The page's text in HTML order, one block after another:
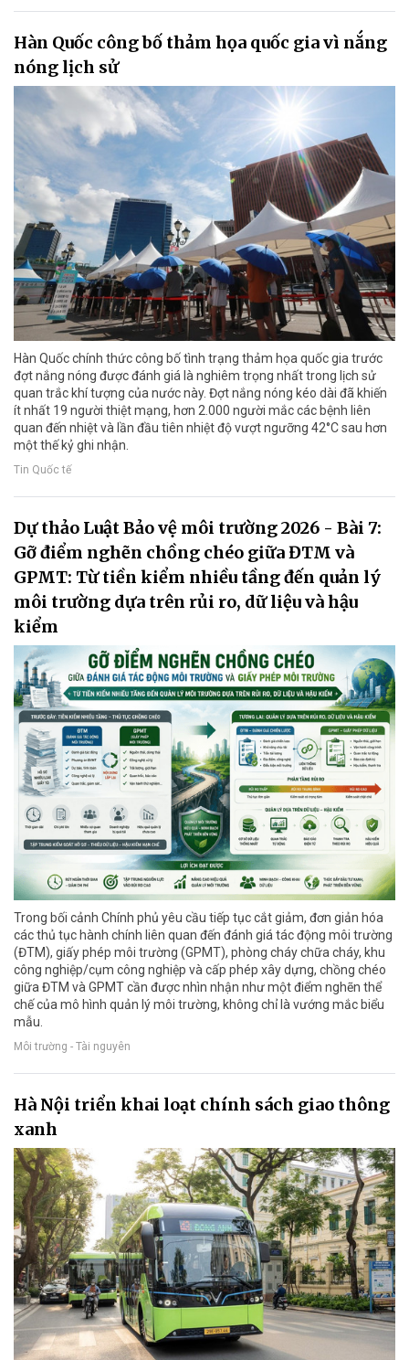
Hàn Quốc công bố thảm họa quốc gia vì nắng
nóng lịch sử
Hàn Quốc chính thức công bố tình trạng thảm họa quốc gia trước
đợt nắng nóng được đánh giá là nghiêm trọng nhất trong lịch sử
quan trắc khí tượng của nước này. Đợt nắng nóng kéo dài đã khiến
ít nhất 19 người thiệt mạng, hơn 2.000 người mắc các bệnh liên
quan đến nhiệt và lần đầu tiên nhiệt độ vượt ngưỡng 42°C sau hơn
một thế kỷ ghi nhận.
Tin Quốc tế
Dự thảo Luật Bảo vệ môi trường 2026 - Bài 7:
Gỡ điểm nghẽn chồng chéo giữa ĐTM và
GPMT: Từ tiền kiểm nhiều tầng đến quản lý
môi trường dựa trên rủi ro, dữ liệu và hậu
kiểm
Trong bối cảnh Chính phủ yêu cầu tiếp tục cắt giảm, đơn giản hóa
các thủ tục hành chính liên quan đến đánh giá tác động môi trường
(ĐTM), giấy phép môi trường (GPMT), phòng cháy chữa cháy, khu
công nghiệp/cụm công nghiệp và cấp phép xây dựng, chồng chéo
giữa ĐTM và GPMT cần được nhìn nhận như một điểm nghẽn thể
chế của mô hình quản lý môi trường, không chỉ là vướng mắc biểu
mẫu.
Môi trường - Tài nguyên
Hà Nội triển khai loạt chính sách giao thông
xanh